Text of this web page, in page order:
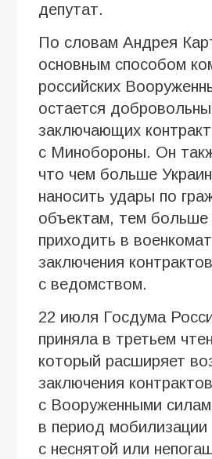
депутат.
По словам Андрея
основным способом
российских
остается
заключающих
с Минобороны. Он
что чем больше
наносить удары по
объектам, тем
приходить в
заключения контрактов
с ведомством.
22 июля Госдума
приняла в третьем
который расширяет
заключения контрактов
с Вооруженными
в период мобилизации
с неснятой или